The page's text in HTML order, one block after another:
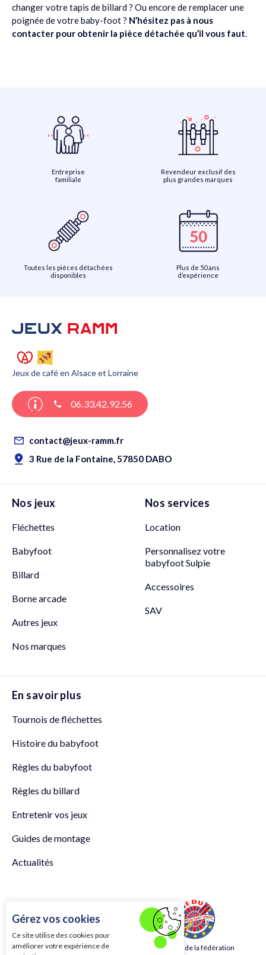
changer votre tapis de billard ? Ou encore de remplacer une
poignée de votre baby-foot ? N’hésitez pas à nous
contacter pour obtenir la pièce détachée qu’il vous faut.
Entreprise
familiale
Revendeur exclusif des
plus grandes marques
Toutes les pièces détachées
disponibles
Plus de 50 ans
d’expérience
Jeux de café en Alsace et Lorraine
06.33.42.92.56
contact@jeux-ramm.fr
3 Rue de la Fontaine, 57850 DABO
Nos jeux
Fléchettes
Babyfoot
Billard
Borne arcade
Autres jeux
Nos marques
Nos services
Location
Personnalisez votre
babyfoot Sulpie
Accessoires
SAV
En savoir plus
Tournois de fléchettes
Histoire du babyfoot
Règles du babyfoot
Règles du billard
Entretenir vos jeux
Guides de montage
Actualités
Membre de la fédération
Membre de la fédération
Gérez vos cookies
Ce site utilise des cookies pour
améliorer votre expérience de